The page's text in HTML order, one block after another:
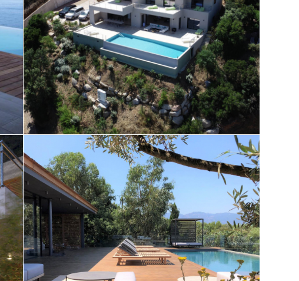
Villa individuelle à Porto – Vecchio
Rénovation d’une villa individuelle à
Porto Vecchio